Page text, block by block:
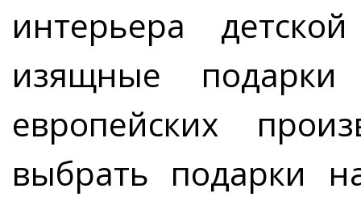
интерьера
изящные подарки
европейских
выбрать подарки